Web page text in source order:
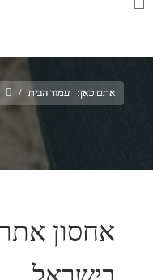
אתם כאן: עמוד הבית /
אחסון